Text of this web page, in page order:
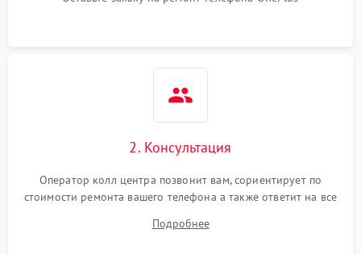
2. Консультация
Оператор колл центра позвонит вам, сориентирует по
стоимости ремонта вашего телефона а также ответит на все
Подробнее